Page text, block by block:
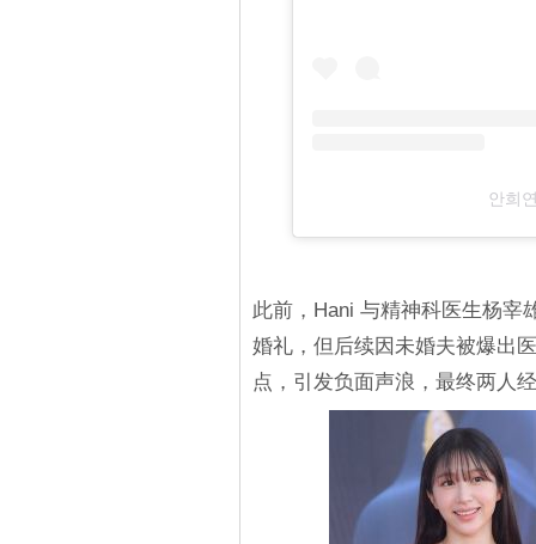
안희
此前，Hani 与精神科医生杨宰
婚礼，但后续因未婚夫被爆出
点，引发负面声浪，最终两人